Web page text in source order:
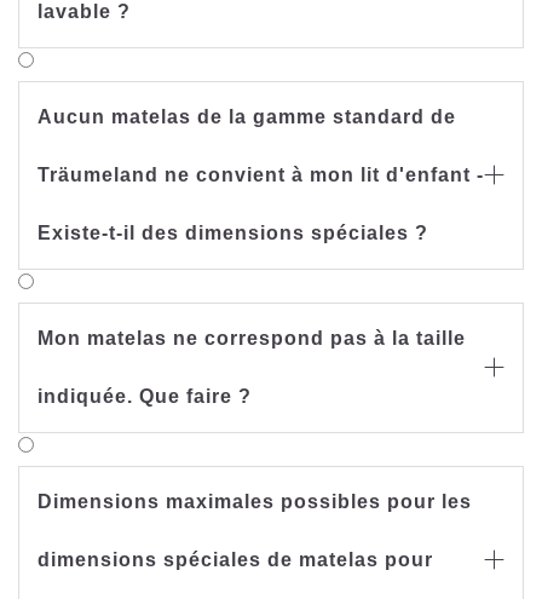
lavable ?
Aucun matelas de la gamme standard de
Träumeland ne convient à mon lit d'enfant -
Existe-t-il des dimensions spéciales ?

Mon matelas ne correspond pas à la taille
indiquée. Que faire ?

Dimensions maximales possibles pour les
dimensions spéciales de matelas pour 